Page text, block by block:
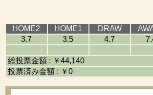
HOME2 HOME1 DRAW
3.7
3.5 4.7
総投票金額 : ￥44,140
投票済み金額 : ￥0